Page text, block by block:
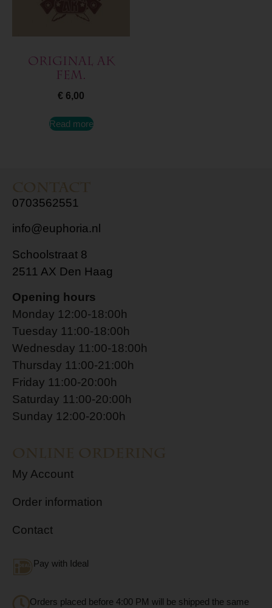
Original AK
Fem.
€ 6,00
Read more
Contact
0703562551
info@euphoria.nl
Schoolstraat 8
2511 AX Den Haag
Opening hours
Monday 12:00-18:00h
Tuesday 11:00-18:00h
Wednesday 11:00-18:00h
Thursday 11:00-21:00h
Friday 11:00-20:00h
Saturday 11:00-20:00h
Sunday 12:00-20:00h
Online ordering
My Account
Order information
Contact
Pay with Ideal
Orders placed before 4:00 PM will be shipped the same